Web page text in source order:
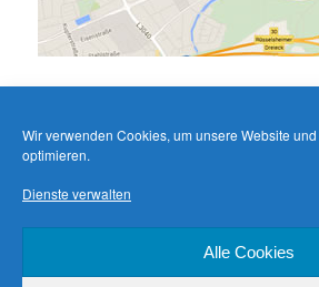
Wir verwenden Cookies, um unsere Website
optimieren.
Dienste verwalten
Alle Cookies